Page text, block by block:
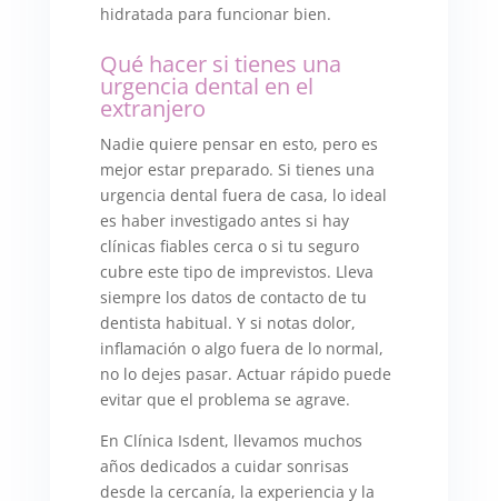
hidratada para funcionar bien.
Qué hacer si tienes una
urgencia dental en el
extranjero
Nadie quiere pensar en esto, pero es
mejor estar preparado. Si tienes una
urgencia dental fuera de casa, lo ideal
es haber investigado antes si hay
clínicas fiables cerca o si tu seguro
cubre este tipo de imprevistos. Lleva
siempre los datos de contacto de tu
dentista habitual. Y si notas dolor,
inflamación o algo fuera de lo normal,
no lo dejes pasar. Actuar rápido puede
evitar que el problema se agrave.
En Clínica Isdent, llevamos muchos
años dedicados a cuidar sonrisas
desde la cercanía, la experiencia y la